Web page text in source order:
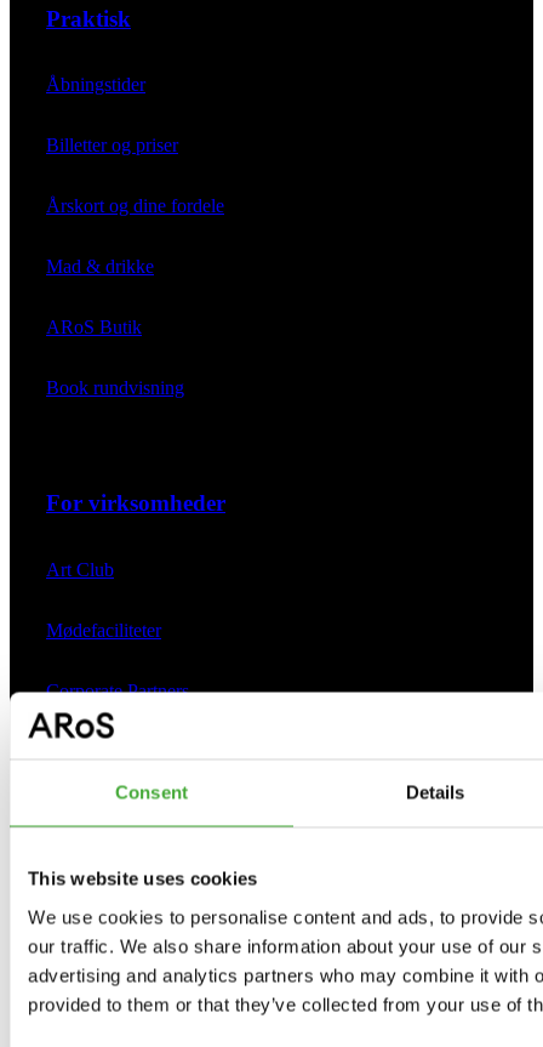
Consent Details
This website uses cookies
We use cookies to personalise content and ads, to provide
our traffic. We also share information about your use of our
advertising and analytics partners who may combine it with
provided to them or that they’ve collected from your use of
Praktisk
Åbningstider
Billetter og priser
Årskort og dine fordele
Mad & drikke
ARoS Butik
Book rundvisning
For virksomheder
Art Club
Mødefaciliteter
Corporate Partners
Om ARoS
Ledige stillinger